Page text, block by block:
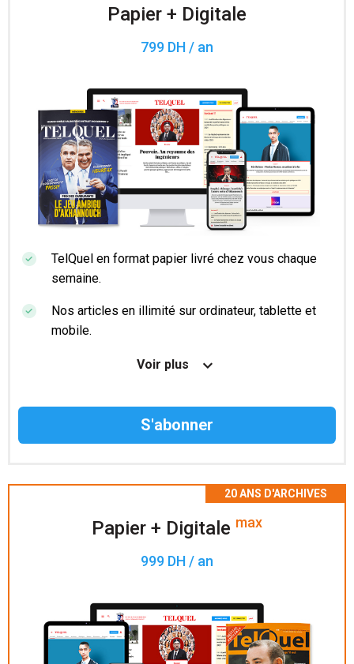
Papier + Digitale
799 DH / an
TelQuel en format papier livré chez vous chaque
semaine.
Nos articles en illimité sur ordinateur, tablette et
mobile.
Le magazine TelQuel en numérique avant la sortie
Voir plus
Papier + Digitale max
999 DH / an